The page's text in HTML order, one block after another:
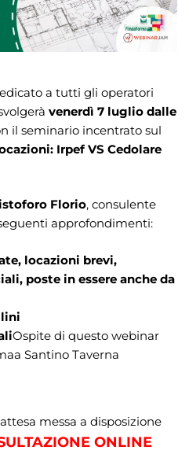
a tutti gli operatori
venerdì 7 luglio dalle
il seminario incentrato sul
Irpef VS Cedolare
Florio, consulente
approfondimenti:
locazioni brevi,
poste in essere anche da
Ospite di questo webinar
Santino Taverna
messa a disposizione
ONLINE